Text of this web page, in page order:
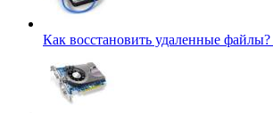
Как восстановить удаленные файлы?